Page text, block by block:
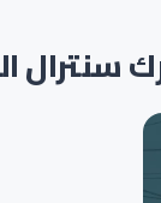
الكافية
السادس في